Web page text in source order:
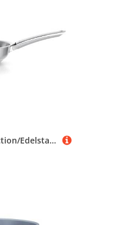
Fissler Pure Collection/Edelstahl-Pfanne (Ø 24 cm) unbeschichtete Stielpfanne, Innenskalierung, MADE IN GERMANY – Induktion